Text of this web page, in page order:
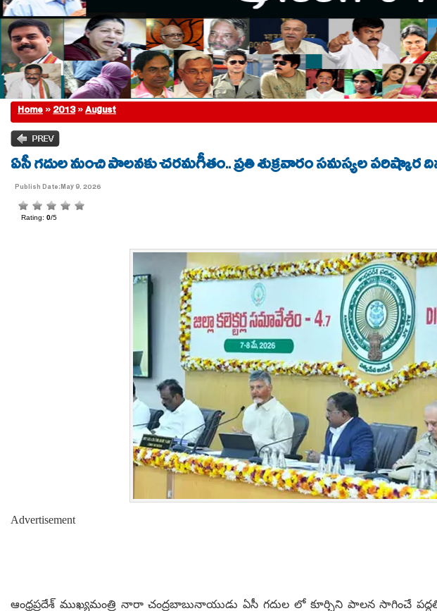
Home»2013»August
ఏసీ గదుల నుంచి పాలనకు చరమగీతం.. ప్రతి శుక్రవారం సమస్యల పరిష్కార
Publish Date:May 9, 2026
Advertisement
ఆంధ్రప్రదేశ్ ముఖ్యమంత్రి నారా చంద్రబాబునాయుడు ఏసీ గదుల లో కూర్చిని పాలన సాగించే